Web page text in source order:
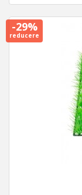
-29%
reducere